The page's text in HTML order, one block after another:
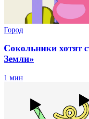
Город
Сокольники хотят
Земли»
1 мин